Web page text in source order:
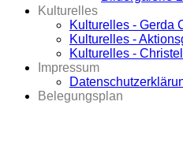
Kulturelles
Kulturelles - Gerda
Kulturelles -
Kulturelles -
Impressum
Belegungsplan